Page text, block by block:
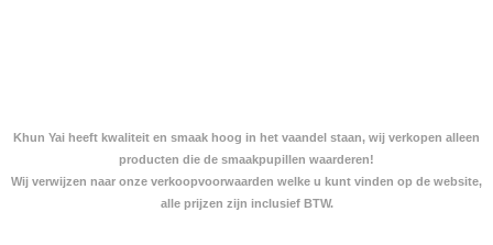
Khun Yai heeft kwaliteit en smaak hoog in het vaandel staan, wij verkopen alleen
producten die de smaakpupillen waarderen!
Wij verwijzen naar onze verkoopvoorwaarden welke u kunt vinden op de website,
alle prijzen zijn inclusief BTW.